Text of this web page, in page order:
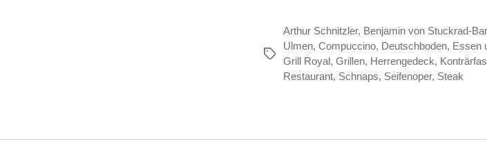
Schlagwörter
Arthur Schnitzler, Benjamin von Stuckrad-
Ulmen, Compuccino, Deutschboden, Essen
Grill Royal, Grillen, Herrengedeck,
Restaurant, Schnaps, Seifenoper, Steak